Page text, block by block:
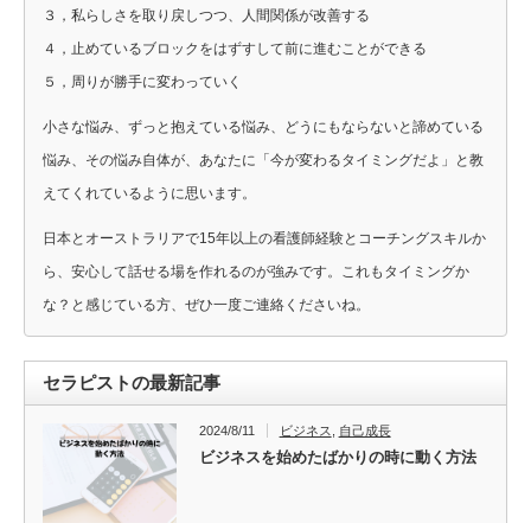
３，私らしさを取り戻しつつ、人間関係が改善する
４，止めているブロックをはずすして前に進むことができる
５，周りが勝手に変わっていく
小さな悩み、ずっと抱えている悩み、どうにもならないと諦めている
悩み、その悩み自体が、あなたに「今が変わるタイミングだよ」と教
えてくれているように思います。
日本とオーストラリアで15年以上の看護師経験とコーチングスキルか
ら、安心して話せる場を作れるのが強みです。これもタイミングか
な？と感じている方、ぜひ一度ご連絡くださいね。
セラピストの最新記事
2024/8/11 ビジネス 自己成長
ビジネスを始めたばかりの時に動く方法